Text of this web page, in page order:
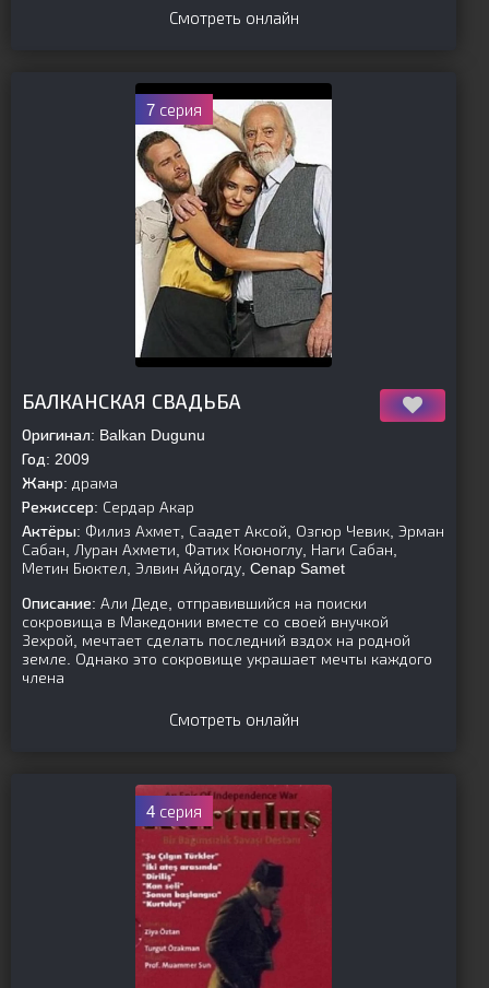
Смотреть онлайн
7 серия
БАЛКАНСКАЯ СВАДЬБА
Оригинал: Balkan Dugunu
Год: 2009
Жанр: драма
Режиссер: Сердар Акар
Актёры: Филиз Ахмет, Саадет Аксой, Озгюр Чевик, Эрман
Сабан, Луран Ахмети, Фатих Коюноглу, Наги Сабан,
Метин Бюктел, Элвин Айдогду, Cenap Samet
Описание: Али Деде, отправившийся на поиски
сокровища в Македонии вместе со своей внучкой
Зехрой, мечтает сделать последний вздох на родной
земле. Однако это сокровище украшает мечты каждого
члена
Смотреть онлайн
4 серия